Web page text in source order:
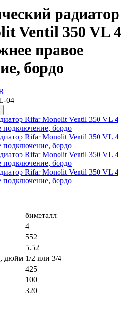
радиатор
Ventil 350 VL 4
правое
бордо
04
биметалл
4
552
5.52
дюйм 1/2 или 3/4
425
100
320